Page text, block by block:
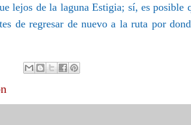
lejos de la laguna Estigia; sí, es posible
de regresar de nuevo a la ruta por